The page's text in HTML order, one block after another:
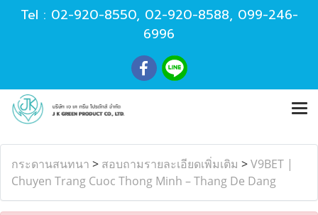
Tel : 02-920-8550, 02-920-8588, 099-246-
6996
กระดานสนทนา > สอบถามรายละเอียดเพิ่มเติม >V9BET |
Chuyen Trang Cuoc Thong Minh – Thang De Dang